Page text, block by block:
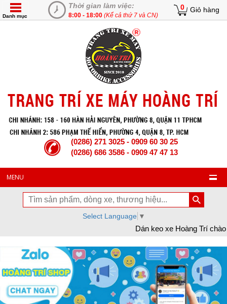
Thời gian làm việc:
8:00 - 18:00 (Kể cả thứ 7 và CN)
0 Giỏ hàng
Danh mục
(0286) 271 3025 - 0909 60 30 25
(0286) 686 3586 - 0909 47 47 13
MENU
Select Language ▼
Dán keo xe Hoàng Trí chào mừng